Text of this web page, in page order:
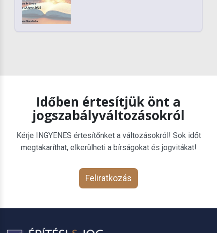
Időben értesítjük önt a
jogszabályváltozásokról
Kérje INGYENES értesítőnket a változásokról! Sok időt
megtakaríthat, elkerülheti a bírságokat és jogvitákat!
Feliratkozás